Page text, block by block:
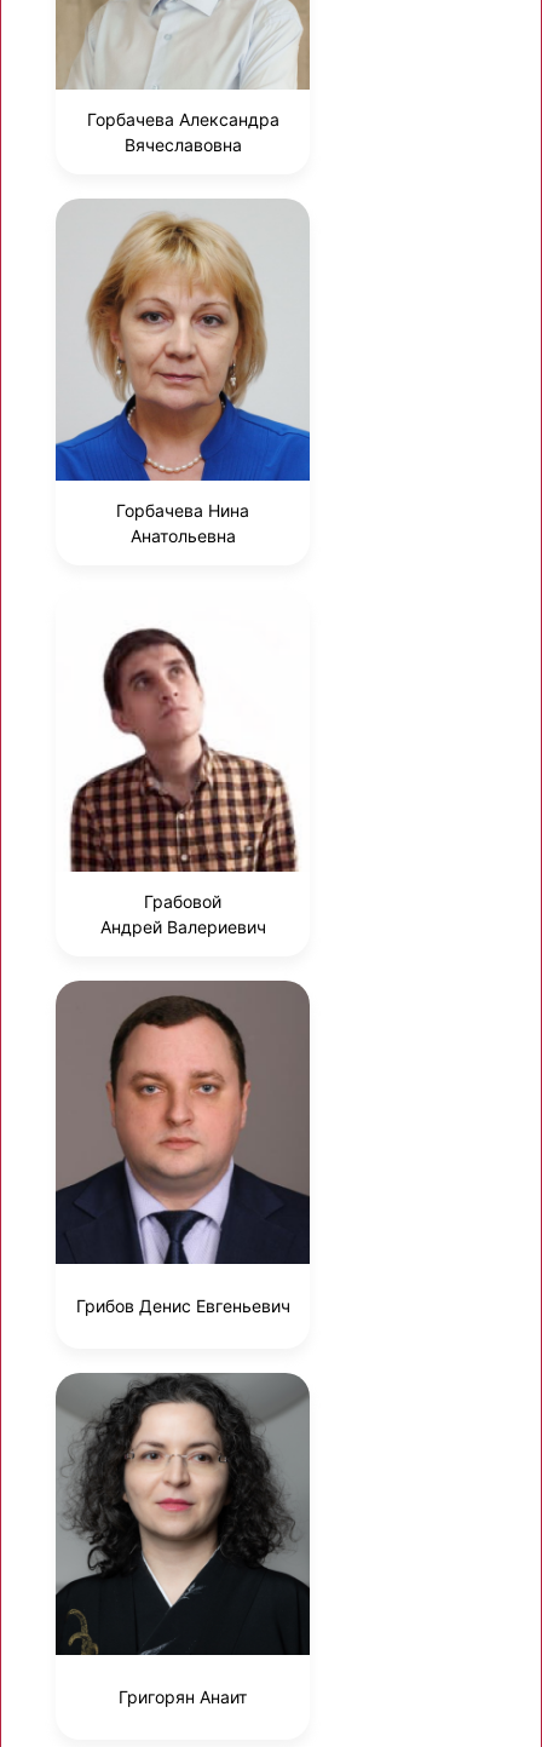
Горбачева Александра
Вячеславовна
Горбачева Нина
Анатольевна
Грабовой
Андрей Валериевич
Грибов Денис Евгеньевич
Григорян Анаит